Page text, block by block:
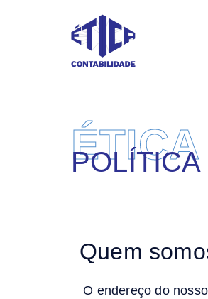
ÉTICA
Quem
O endereço do